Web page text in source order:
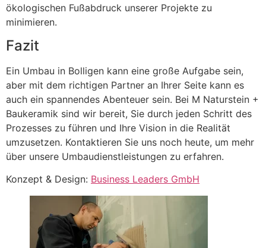
ökologischen Fußabdruck unserer Projekte zu
minimieren.
Fazit
Ein Umbau in Bolligen kann eine große Aufgabe sein,
aber mit dem richtigen Partner an Ihrer Seite kann es
auch ein spannendes Abenteuer sein. Bei M Naturstein +
Baukeramik sind wir bereit, Sie durch jeden Schritt des
Prozesses zu führen und Ihre Vision in die Realität
umzusetzen. Kontaktieren Sie uns noch heute, um mehr
über unsere Umbaudienstleistungen zu erfahren.
Konzept & Design: Business Leaders GmbH